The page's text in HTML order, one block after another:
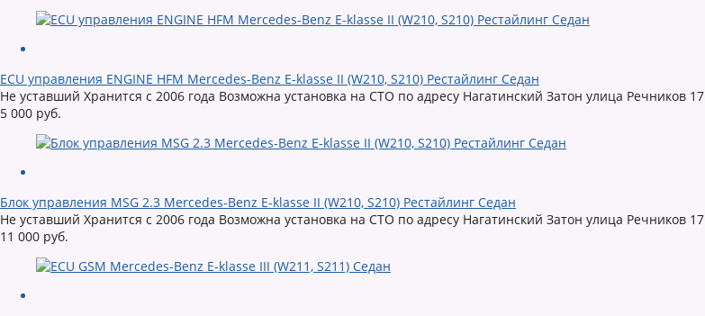
ECU управления ENGINE HFM Mercedes-Benz E-klasse II (W210, S210) Рестайлинг Седан
Не уставший Хранится с 2006 года Возможна установка на СТО по адресу Нагатинский Затон улица Речников 17
5 000 руб.
Блок управления MSG 2.3 Mercedes-Benz E-klasse II (W210, S210) Рестайлинг Седан
Не уставший Хранится с 2006 года Возможна установка на СТО по адресу Нагатинский Затон улица Речников 17
11 000 руб.